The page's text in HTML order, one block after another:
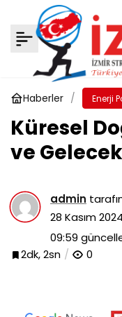
Haberler Enerji
Küresel
ve
admin
28 Kasım
09:59
2dk, 2sn
0
Doğu
Zenginlikleri ve
Yorum Yap